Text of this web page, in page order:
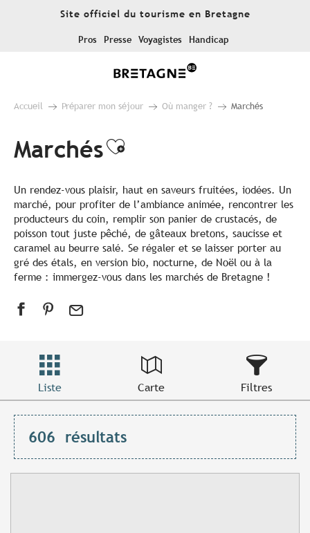
Site officiel du tourisme en Bretagne
Pros Presse Voyagistes Handicap
Accueil Préparer mon séjour Où manger ? Marchés
MarchésAjouter aux
Un rendez-vous plaisir, haut en saveurs fruitées, iodées. Un
marché, pour profiter de l’ambiance animée, rencontrer les
producteurs du coin, remplir son panier de crustacés, de
poisson tout juste pêché, de gâteaux bretons, saucisse et
caramel au beurre salé. Se régaler et se laisser porter au
gré des étals, en version bio, nocturne, de Noël ou à la
ferme : immergez-vous dans les marchés de Bretagne !
Liste Carte Filtres
606 résultats